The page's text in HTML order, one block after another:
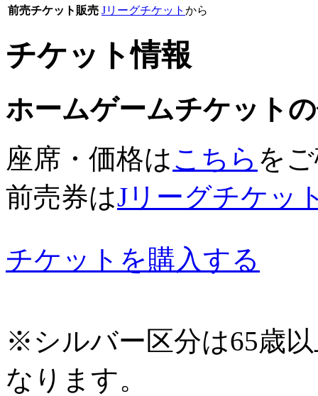
前売チケット販売 Jリーグチケット から
チケット情報
ホームゲームチケット
座席・価格はこちら を
前売券はJリーグチケッ
チケットを購入する
※シルバー区分は65歳
なります。